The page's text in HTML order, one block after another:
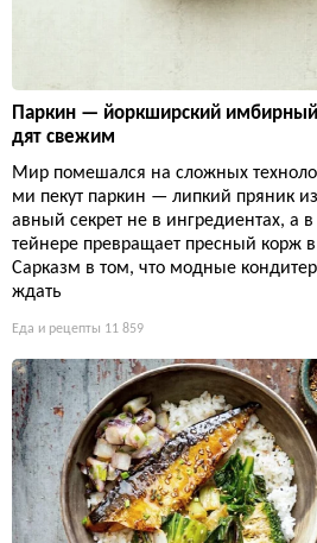
Паркин — йоркширский
дят свежим
Мир помешался на сложных
ми пекут паркин — липкий пряник
авный секрет не в ингредиентах, а
тейнере превращает пресный корж
Сарказм в том, что модные
ждать
Еда и рецепты 11 859